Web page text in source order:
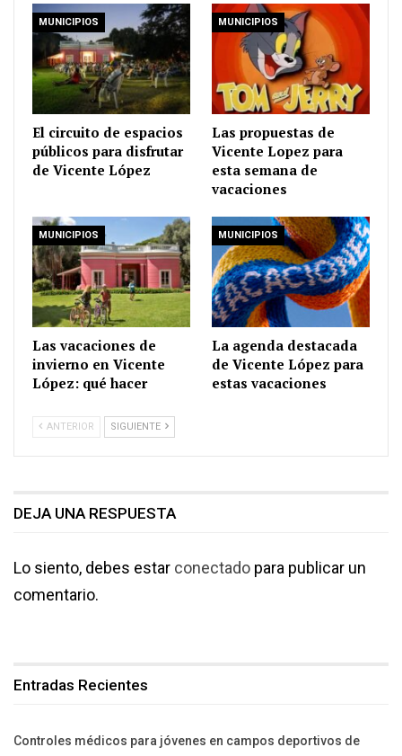
MUNICIPIOS
El circuito de espacios
públicos para disfrutar
de Vicente López
MUNICIPIOS
Las propuestas de
Vicente Lopez para
esta semana de
vacaciones
MUNICIPIOS
Las vacaciones de
invierno en Vicente
López: qué hacer
MUNICIPIOS
La agenda destacada
de Vicente López para
estas vacaciones
ANTERIOR SIGUIENTE
DEJA UNA RESPUESTA
Lo siento, debes estar conectado para publicar un
comentario.
Entradas Recientes
Controles médicos para jóvenes en campos deportivos de